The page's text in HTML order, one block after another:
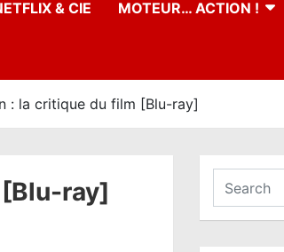
& CIE MOTEUR… ACTION !
: la critique du film [Blu-ray]
ray]
a